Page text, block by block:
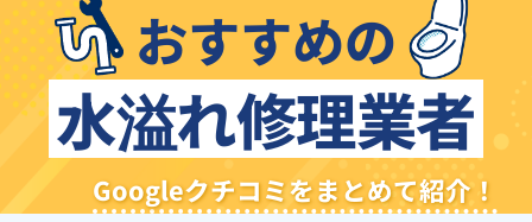
おすすめの
水溢れ修理業者
Googleクチコミをまとめて紹介！